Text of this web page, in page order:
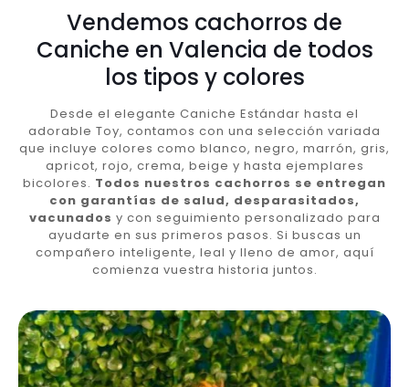
Vendemos cachorros de
Caniche en Valencia de todos
los tipos y colores
Desde el elegante Caniche Estándar hasta el
adorable Toy, contamos con una selección variada
que incluye colores como blanco, negro, marrón, gris,
apricot, rojo, crema, beige y hasta ejemplares
bicolores. Todos nuestros cachorros se entregan
con garantías de salud, desparasitados,
vacunados y con seguimiento personalizado para
ayudarte en sus primeros pasos. Si buscas un
compañero inteligente, leal y lleno de amor, aquí
comienza vuestra historia juntos.